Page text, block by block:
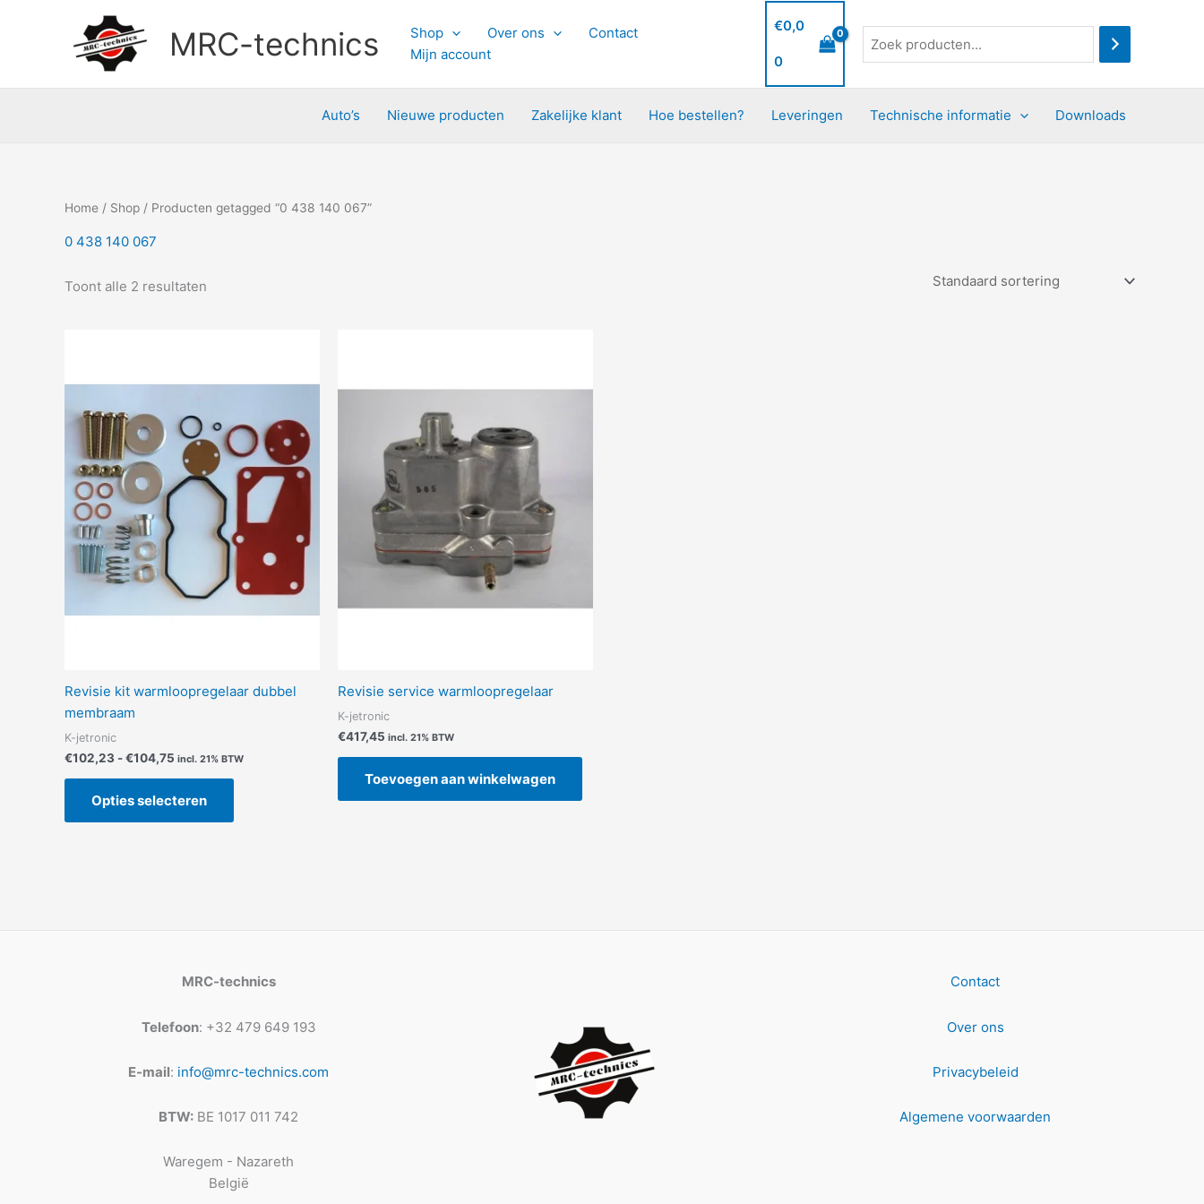
MRC-technics Shop Over ons
Contact
Mijn account
€0,0
0
Auto’s Nieuwe producten Zakelijke klant Hoe bestellen? Leveringen Technische informatie Downloads
Home / Shop / Producten getagged “0 438 140 067”
0 438 140 067
Toont alle 2 resultaten
Revisie kit warmloopregelaar dubbel
membraam
K-jetronic
€102,23 -€104,75
€104,75
incl. 21% BTW
Opties selecteren
heeft
variaties.
Deze
optie
kan
gekozen
worden
op
de
productpagina
Revisie service warmloopregelaar
K-jetronic
€417,45 incl. 21% BTW
Toevoegen aan winkelwagen
MRC-technics
Telefoon: +32 479 649 193
E-mail: info@mrc-technics.com
BTW: BE 1017 011 742
Waregem - Nazareth
België
Contact
Over ons
Privacybeleid
Algemene voorwaarden